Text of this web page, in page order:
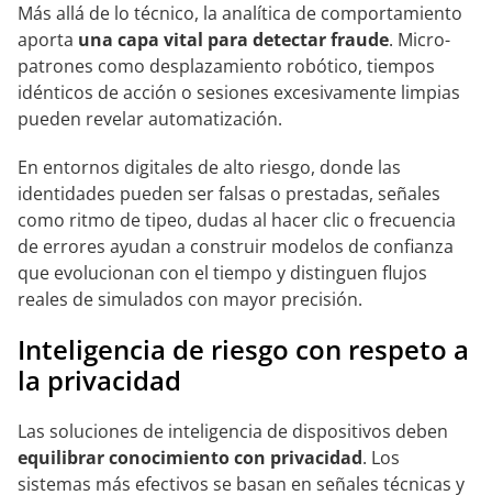
Más allá de lo técnico, la analítica de comportamiento
aporta una capa vital para detectar fraude. Micro-
patrones como desplazamiento robótico, tiempos
idénticos de acción o sesiones excesivamente limpias
pueden revelar automatización.
En entornos digitales de alto riesgo, donde las
identidades pueden ser falsas o prestadas, señales
como ritmo de tipeo, dudas al hacer clic o frecuencia
de errores ayudan a construir modelos de confianza
que evolucionan con el tiempo y distinguen flujos
reales de simulados con mayor precisión.
Inteligencia de riesgo con respeto a
la privacidad
Las soluciones de inteligencia de dispositivos deben
equilibrar conocimiento con privacidad. Los
sistemas más efectivos se basan en señales técnicas y